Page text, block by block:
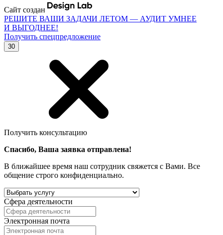
Сайт создан
РЕШИТЕ ВАШИ ЗАДАЧИ ЛЕТОМ — АУДИТ УМНЕЕ
И ВЫГОДНЕЕ!
Получить спецпредложение
30
Получить консультацию
Спасибо, Ваша заявка отправлена!
В ближайшее время наш сотрудник свяжется с Вами. Все
общение строго конфиденциально.
Сфера деятельности
Электронная почта